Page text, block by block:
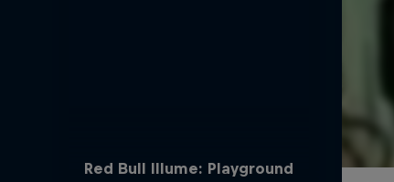
Red Bull Illume: Playground